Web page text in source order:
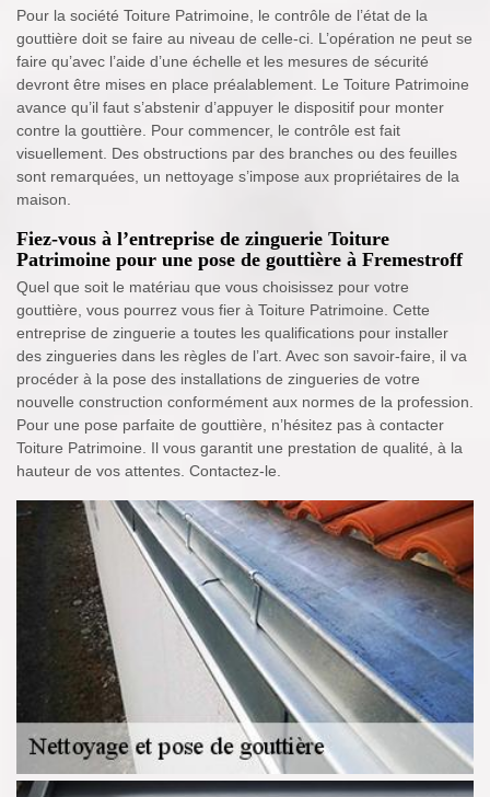
Pour la société Toiture Patrimoine, le contrôle de l’état de la
gouttière doit se faire au niveau de celle-ci. L’opération ne peut se
faire qu’avec l’aide d’une échelle et les mesures de sécurité
devront être mises en place préalablement. Le Toiture Patrimoine
avance qu’il faut s’abstenir d’appuyer le dispositif pour monter
contre la gouttière. Pour commencer, le contrôle est fait
visuellement. Des obstructions par des branches ou des feuilles
sont remarquées, un nettoyage s’impose aux propriétaires de la
maison.
Fiez-vous à l’entreprise de zinguerie Toiture
Patrimoine pour une pose de gouttière à Fremestroff
Quel que soit le matériau que vous choisissez pour votre
gouttière, vous pourrez vous fier à Toiture Patrimoine. Cette
entreprise de zinguerie a toutes les qualifications pour installer
des zingueries dans les règles de l’art. Avec son savoir-faire, il va
procéder à la pose des installations de zingueries de votre
nouvelle construction conformément aux normes de la profession.
Pour une pose parfaite de gouttière, n’hésitez pas à contacter
Toiture Patrimoine. Il vous garantit une prestation de qualité, à la
hauteur de vos attentes. Contactez-le.